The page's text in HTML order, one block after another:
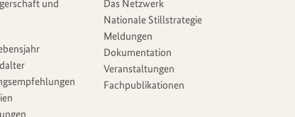
und
Das Netzwerk
Nationale Stillstrategie
Meldungen
Dokumentation
Veranstaltungen
Fachpublikationen